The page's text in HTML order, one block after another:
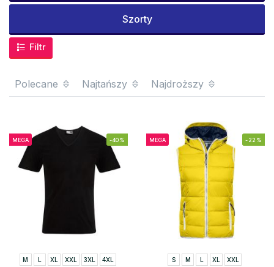
Szorty
Filtr
Polecane Najtańszy Najdroższy
MEGA -40%
M L XL XXL 3XL 4XL
MEGA -22%
S M L XL XXL